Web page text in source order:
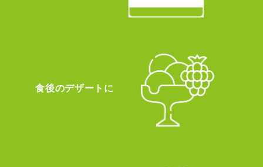
食後のデザートに